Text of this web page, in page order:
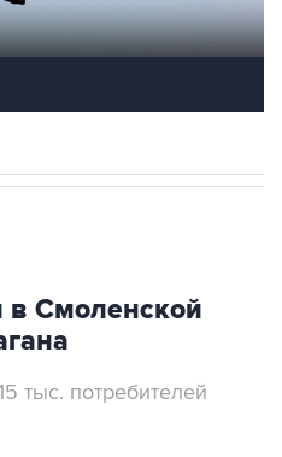
Смоленской
тыс. потребителей